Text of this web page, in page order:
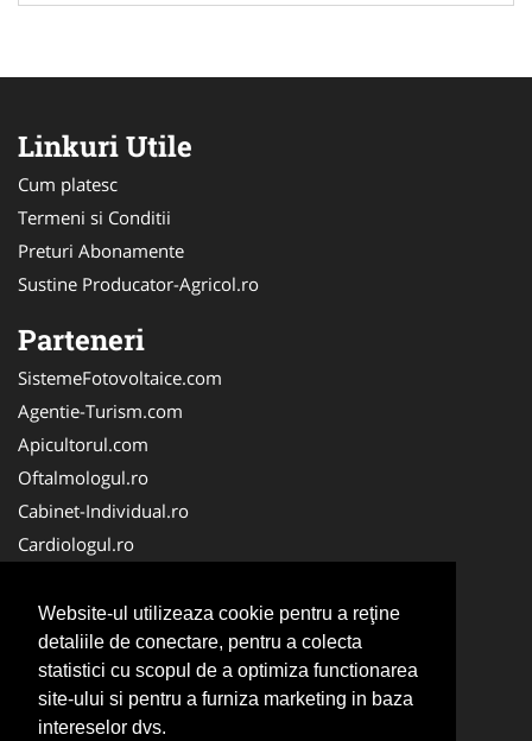
Website-ul utilizeaza cookie pentru a reţine
detaliile de conectare, pentru a colecta
statistici cu scopul de a optimiza functionarea
site-ului si pentru a furniza marketing in baza
intereselor dvs.
Linkuri Utile
Cum platesc
Termeni si Conditii
Preturi Abonamente
Sustine Producator-Agricol.ro
Parteneri
SistemeFotovoltaice.com
Agentie-Turism.com
Apicultorul.com
Oftalmologul.ro
Cabinet-Individual.ro
Cardiologul.ro
CramaVinuri.ro
Centru-Copiere.ro
CentruInchirieri.ro
Medic-Bun.com